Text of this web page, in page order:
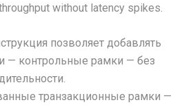
without latency spikes.
позволяет добавлять
— контрольные рамки — без
транзакционные рамки —